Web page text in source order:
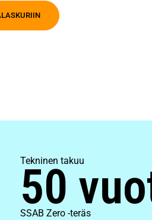
Tekninen takuu
50
SSAB Zero -teräs